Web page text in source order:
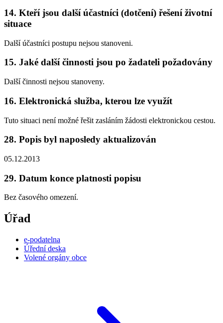
14. Kteří jsou další účastníci (dotčení) řešení životní
situace
Další účastníci postupu nejsou stanoveni.
15. Jaké další činnosti jsou po žadateli požadovány
Další činnosti nejsou stanoveny.
16. Elektronická služba, kterou lze využít
Tuto situaci není možné řešit zasláním žádosti elektronickou cestou.
28. Popis byl naposledy aktualizován
05.12.2013
29. Datum konce platnosti popisu
Bez časového omezení.
Úřad
e-podatelna
Úřední deska
Volené orgány obce